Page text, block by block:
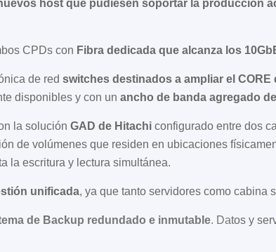
host que pudiesen soportar la producción
CPDs con Fibra dedicada que alcanza los
de red switches destinados a ampliar el CORE
disponibles y con un ancho de banda agregado
la solución GAD de Hitachi configurado entre dos
de volúmenes que residen en ubicaciones
la escritura y lectura simultánea.
unificada, ya que tanto servidores como cabina
de Backup redundado e inmutable. Datos y